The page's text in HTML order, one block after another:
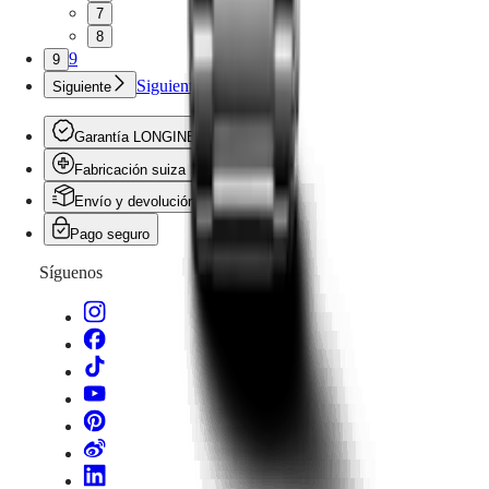
relojes
7
8
9 9
Siguiente Siguiente
Garantía LONGINES
Fabricación suiza
Envío y devolución gratis
Pago seguro
Síguenos